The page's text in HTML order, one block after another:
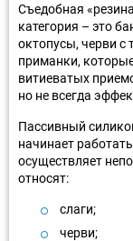
Съедобная
категория – это
октопусы, черви с
приманки,
витиеватых
но не всегда
Пассивный
начинает
осуществляет
относят:
слаги;
черви;